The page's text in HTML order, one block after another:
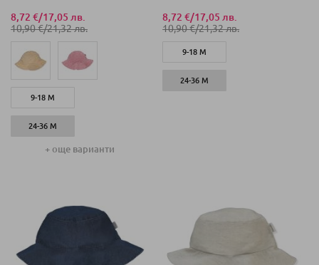
8,72 €/17,05 лв.
10,90 €/21,32 лв.
9-18 М
24-36 М
+ още варианти
8,72 €/17,05 лв.
10,90 €/21,32 лв.
9-18 М
24-36 М